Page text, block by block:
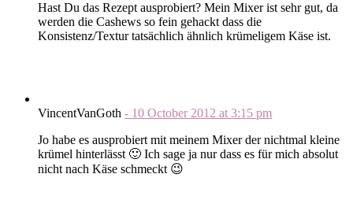
Hast Du das Rezept ausprobiert? Mein Mixer ist sehr gut, da
werden die Cashews so fein gehackt dass die
Konsistenz/Textur tatsächlich ähnlich krümeligem Käse ist.
VincentVanGoth - 10 October 2012 at 3:15 pm
Jo habe es ausprobiert mit meinem Mixer der nichtmal kleine
krümel hinterlässt 🙂 Ich sage ja nur dass es für mich absolut
nicht nach Käse schmeckt 😉